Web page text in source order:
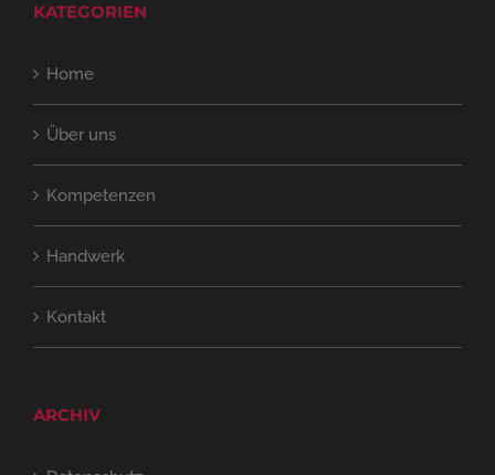
KATEGORIEN
Home
Über uns
Kompetenzen
Handwerk
Kontakt
ARCHIV